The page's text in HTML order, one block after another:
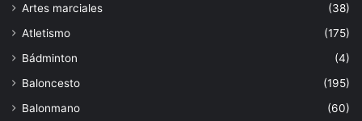
Artes marciales
(38)
Atletismo
(175)
Bádminton
(4)
Baloncesto
(195)
Balonmano
(60)